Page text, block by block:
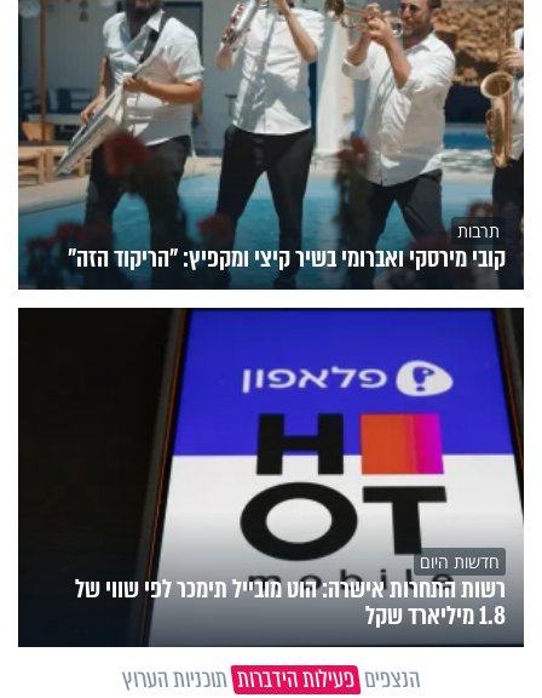
תרבות
קובי מירסקי ואברומי בשיר קיצי ומקפיץ: "הריקוד הזה"
חדשות היום
רשות התחרות אישרה: הוט מובייל תימכר לפי שווי של
1.8 מיליארד שקל
הנצפים פעילות הידברות תוכניות הערוץ